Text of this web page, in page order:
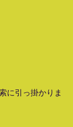
に引っ掛かりま